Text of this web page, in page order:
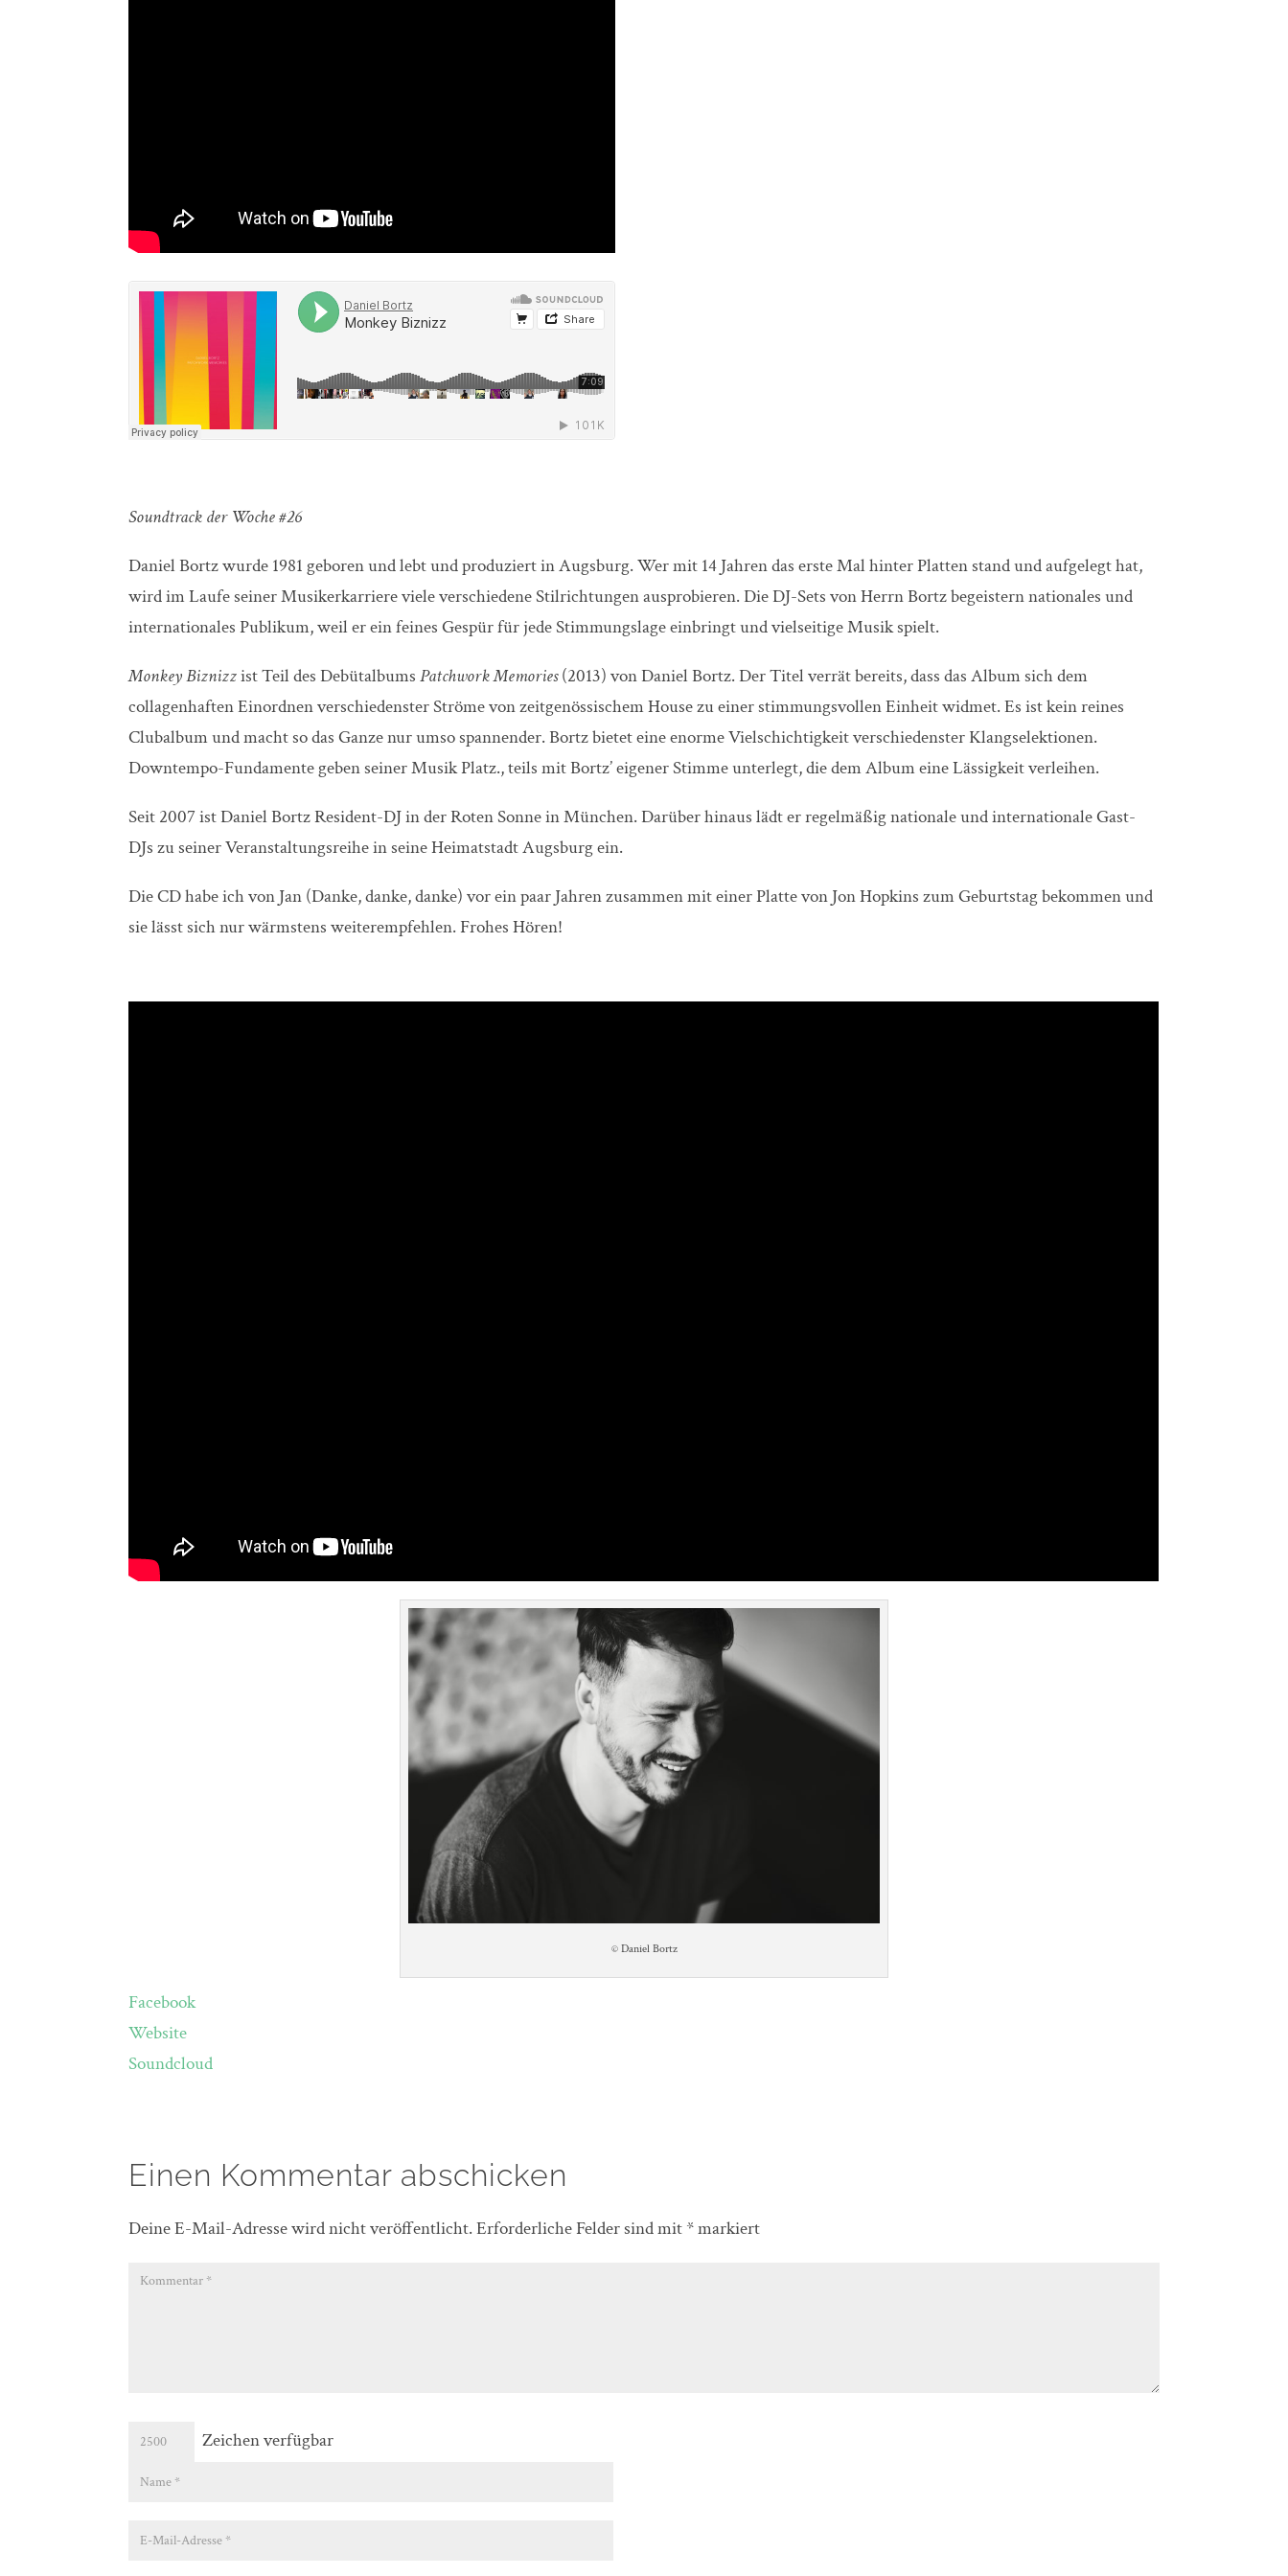
Soundtrack der Woche #26
Daniel Bortz wurde 1981 geboren und lebt und produziert in Augsburg. Wer mit 14 Jahren das erste Mal hinter Platten stand und aufgelegt hat,
wird im Laufe seiner Musikerkarriere viele verschiedene Stilrichtungen ausprobieren. Die DJ-Sets von Herrn Bortz begeistern nationales und
internationales Publikum, weil er ein feines Gespür für jede Stimmungslage einbringt und vielseitige Musik spielt.
Monkey Biznizzist Teil des Debütalbums Patchwork Memories(2013) von Daniel Bortz. Der Titel verrät bereits, dass das Album sich dem
collagenhaften Einordnen verschiedenster Ströme von zeitgenössischem House zu einer stimmungsvollen Einheit widmet. Es ist kein reines
Clubalbum und macht so das Ganze nur umso spannender. Bortz bietet eine enorme Vielschichtigkeit verschiedenster Klangselektionen.
Downtempo-Fundamente geben seiner Musik Platz., teils mit Bortz’ eigener Stimme unterlegt, die dem Album eine Lässigkeit verleihen.
Seit 2007 ist Daniel Bortz Resident-DJ in der Roten Sonne in München. Darüber hinaus lädt er regelmäßig nationale und internationale Gast-
DJs zu seiner Veranstaltungsreihe in seine Heimatstadt Augsburg ein.
Die CD habe ich von Jan (Danke, danke, danke) vor ein paar Jahren zusammen mit einer Platte von Jon Hopkins zum Geburtstag bekommen und
sie lässt sich nur wärmstens weiterempfehlen. Frohes Hören!
© Daniel Bortz
Facebook
Website
Soundcloud
Einen Kommentar abschicken
Deine E-Mail-Adresse wird nicht veröffentlicht.Erforderliche Felder sind mit *markiert
Zeichen verfügbar